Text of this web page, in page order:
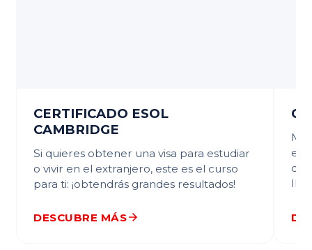
CERTIFICADO ESOL
CAMBRIDGE
Si quieres obtener una visa para estudiar
o vivir en el extranjero, este es el curso
para ti: ¡obtendrás grandes resultados!
DESCUBRE MÁS
de